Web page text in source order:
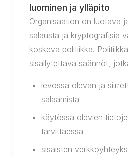
luominen ja ylläpito
Organisaation on luotava
salausta ja kryptografisia
koskeva politiikka.
sisällytettävä säännöt,
levossa olevan ja
salaamista
käytössä olevien
tarvittaessa
sisäisten